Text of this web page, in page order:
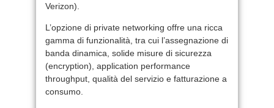
Verizon).
L’opzione di private networking offre una ricca
gamma di funzionalità, tra cui l’assegnazione di
banda dinamica, solide misure di sicurezza
(encryption), application performance
throughput, qualità del servizio e fatturazione a
consumo.